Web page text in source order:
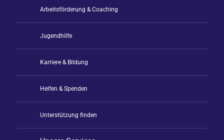
Arbeitsförderung & Coaching
Jugendhilfe
Karriere & Bildung
Helfen & Spenden
Unterstützung finden